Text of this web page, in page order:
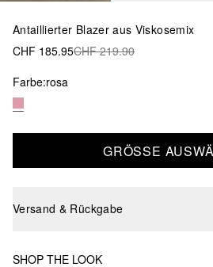
Antaillierter Blazer aus Viskosemix
CHF 185.95CHF 219.90
Farbe:rosa
GRÖSSE
Versand & Rückgabe
SHOP THE LOOK